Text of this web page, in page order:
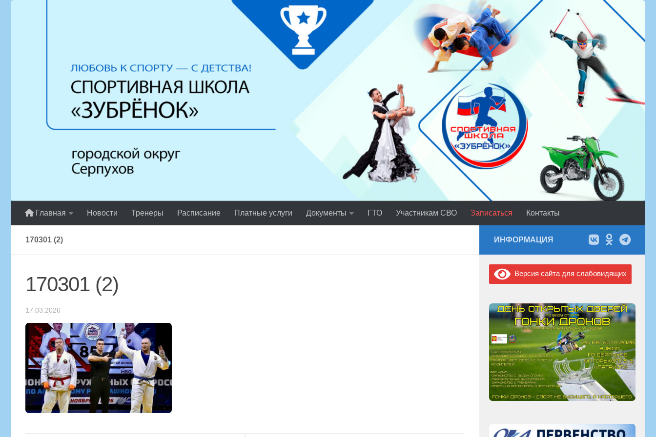
Главная Новости Тренеры Расписание Платные услуги Документы ГТО Участникам СВО Записаться Контакты
170301 (2)
170301 (2)
17.03.2026
ИНФОРМАЦИЯ
Версия сайта для слабовидящих